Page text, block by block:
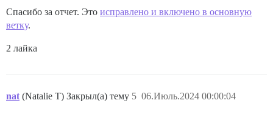
Спасибо за отчет. Это исправлено и включено в основную
ветку.
2 лайка
nat (Natalie T) Закрыл(а) тему 06.Июль.2024 00:00:04
5